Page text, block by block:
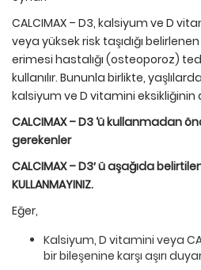
CALCIMAX – D3, kalsiyum ve D
veya yüksek risk taşıdığı
erimesi hastalığı (osteoporoz)
kullanılır. Bununla birlikte,
kalsiyum ve D vitamini eksikliğinin
CALCIMAX – D3 ‘ükullanmadan
gerekenler
CALCIMAX – D3′üaşağıda
KULLANMAYINIZ.
Eğer,
Kalsiyum, D vitamini veya
bir bileşenine karşı aşırı